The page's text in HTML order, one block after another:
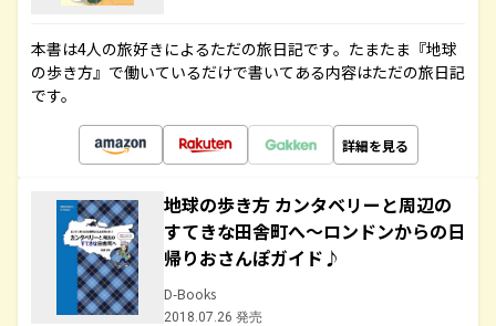
本書は4人の旅好きによるただの旅日記です。たまたま『地球
の歩き方』で働いているだけで書いてある内容はただの旅日記
です。
詳細を見る
地球の歩き方 カンタベリーと周辺の
すてきな田舎町へ～ロンドンからの日
帰りおさんぽガイド♪
D-Books
2018.07.26 発売